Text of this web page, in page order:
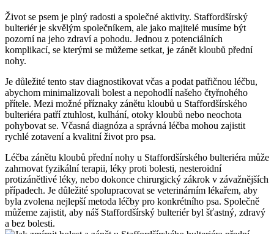
Život se psem je plný radosti a společné aktivity. Staffordšírský
bulteriér je skvělým společníkem, ale jako majitelé musíme být
pozorní na jeho zdraví a pohodu. Jednou z potenciálních
komplikací, se kterými se můžeme setkat, je zánět kloubů přední
nohy.
Je důležité tento stav diagnostikovat včas a podat patřičnou léčbu,
abychom minimalizovali bolest a nepohodlí našeho čtyřnohého
přítele. Mezi možné příznaky zánětu kloubů u Staffordšírského
bulteriéra patří ztuhlost, kulhání, otoky kloubů nebo neochota
pohybovat se. Včasná diagnóza a správná léčba mohou zajistit
rychlé zotavení a kvalitní život pro psa.
Léčba zánětu kloubů přední nohy u Staffordšírského bulteriéra může
zahrnovat fyzikální terapii, léky proti bolesti, nesteroidní
protizánětlivé léky, nebo dokonce chirurgický zákrok v závažnějších
případech. Je důležité spolupracovat se veterinárním lékařem, aby
byla zvolena nejlepší metoda léčby pro konkrétního psa. Společně
můžeme zajistit, aby náš Staffordšírský bulteriér byl šťastný, zdravý
a bez bolesti.